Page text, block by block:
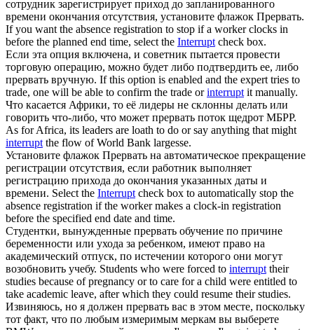
сотрудник зарегистрирует приход до запланированного
времени окончания отсутствия, установите флажок Прервать.
If you want the absence registration to stop if a worker clocks in
before the planned end time, select the Interruptcheck box.
Если эта опция включена, и советник пытается провести
торговую операцию, можно будет либо подтвердить ее, либо
прервать вручную. If this option is enabled and the expert tries to
trade, one will be able to confirm the trade orinterruptit manually.
Что касается Африки, то её лидеры не склонны делать или
говорить что-либо, что может прервать поток щедрот МБРР.
As for Africa, its leaders are loath to do or say anything that might
interruptthe flow of World Bank largesse.
Установите флажок Прервать на автоматическое прекращение
регистрации отсутствия, если работник выполняет
регистрацию прихода до окончания указанных даты и
времени. Select the Interruptcheck box to automatically stop the
absence registration if the worker makes a clock-in registration
before the specified end date and time.
Студентки, вынужденные прервать обучение по причине
беременности или ухода за ребенком, имеют право на
академический отпуск, по истечении которого они могут
возобновить учебу. Students who were forced to interrupttheir
studies because of pregnancy or to care for a child were entitled to
take academic leave, after which they could resume their studies.
Извиняюсь, но я должен прервать вас в этом месте, поскольку
тот факт, что по любым измеримым меркам вы выберете